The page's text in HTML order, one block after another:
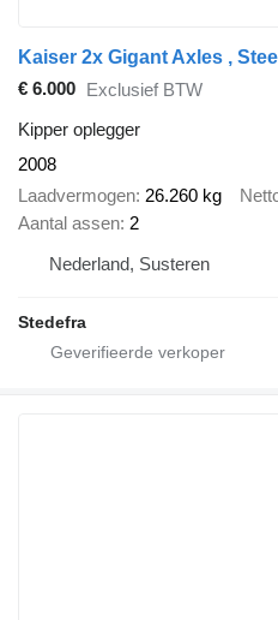
€ 6.000 Exclusief BTW
Kipper oplegger
2008
Laadvermogen 26.260 kg
Aantal assen 2
Nederland, Susteren
Stedefra